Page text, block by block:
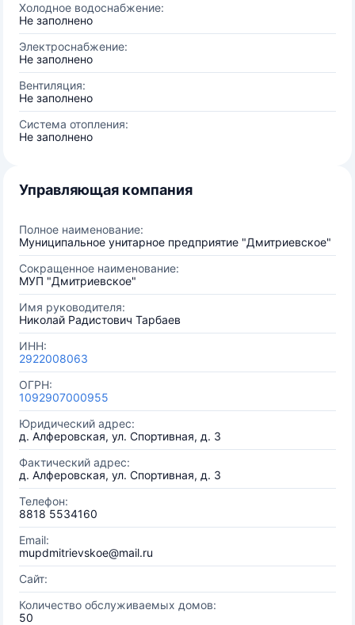
Холодное водоснабжение:
Не заполнено
Электроснабжение:
Не заполнено
Вентиляция:
Не заполнено
Система отопления:
Не заполнено
Управляющая компания
Полное наименование:
Муниципальное унитарное предприятие "Дмитриевское"
Сокращенное наименование:
МУП "Дмитриевское"
Имя руководителя:
Николай Радистович Тарбаев
ИНН:
2922008063
ОГРН:
1092907000955
Юридический адрес:
д. Алферовская, ул. Спортивная, д. 3
Фактический адрес:
д. Алферовская, ул. Спортивная, д. 3
Телефон:
8818 5534160
Email:
mupdmitrievskoe@mail.ru
Сайт:
Количество обслуживаемых домов:
50